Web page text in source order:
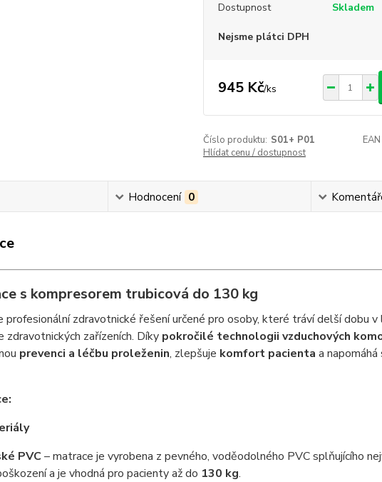
Dostupnost Skladem
Nejsme plátci DPH
945 Kč/ks
Číslo produktu: S01+ P01
Hlídat cenu / dostupnost
Hodnocení 0
s kompresorem trubicová do 130 kg
profesionální zdravotnické řešení určené pro osoby, které tráví delší dobu v
zařízeních. Díky pokročilé technologii vzduchových
prevenci a léčbu proleženin, zlepšuje komfort pacienta a
PVC – matrace je vyrobena z pevného, voděodolného PVC splňujícího
a je vhodná pro pacienty až do 130 kg.